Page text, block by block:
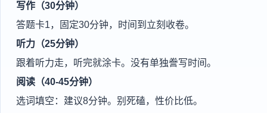
写作（30分钟）
答题卡1，固定30分钟，时间到立刻收卷。
听力（25分钟）
跟着听力走，听完就涂卡。没有单独誊写时间。
阅读（40-45分钟）
选词填空：建议8分钟。别死磕，性价比低。